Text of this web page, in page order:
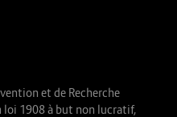
et de Recherche
loi 1908 à but non lucratif,